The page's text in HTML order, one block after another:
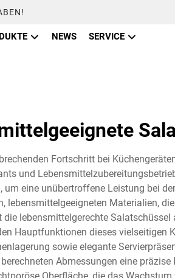
NEWS SERVICE
Fortschritt bei
und
eine unübertroffene Leistung bei
lebensmittelgeeigneten Materialien,
lebensmittelgerechte
Hauptfunktionen dieses
sowie elegante
Abmessungen eine